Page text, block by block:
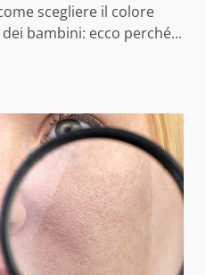
scegliere il colore
bambini: ecco perché...